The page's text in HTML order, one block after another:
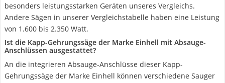
besonders leistungsstarken Geräten unseres Vergleichs.
Andere Sägen in unserer Vergleichstabelle haben eine Leistung
von 1.600 bis 2.350 Watt.
Ist die Kapp-Gehrungssäge der Marke Einhell mit Absauge-
Anschlüssen ausgestattet?
An die integrieren Absauge-Anschlüsse dieser Kapp-
Gehrungssäge der Marke Einhell können verschiedene Sauger